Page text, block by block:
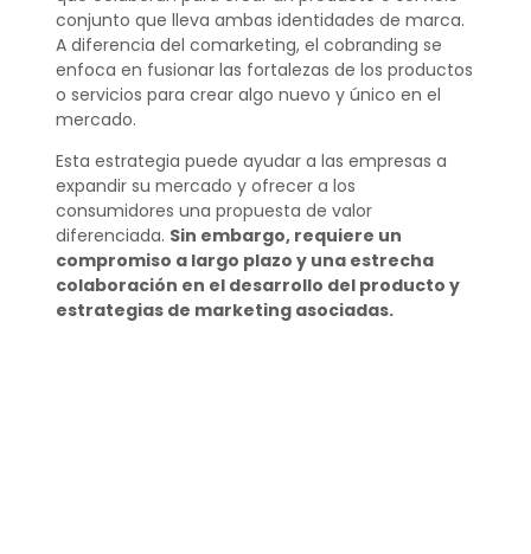
conjunto que lleva ambas identidades de marca.
A diferencia del comarketing, el cobranding se
enfoca en fusionar las fortalezas de los productos
o servicios para crear algo nuevo y único en el
mercado.
Esta estrategia puede ayudar a las empresas a
expandir su mercado y ofrecer a los
consumidores una propuesta de valor
diferenciada. Sin embargo, requiere un
compromiso a largo plazo y una estrecha
colaboración en el desarrollo del producto y
estrategias de marketing asociadas.